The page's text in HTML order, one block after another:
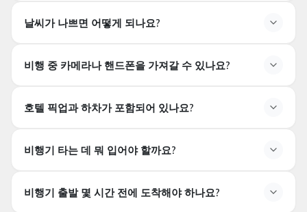
비행 경로는 날씨 및 항공 교통 상황에 따라 달라질 수 있
날씨가 나쁘면 어떻게 되나요?
비행 중 카메라나 핸드폰을 가져갈 수 있나요?
호텔 픽업과 하차가 포함되어 있나요?
비행기 타는 데 뭐 입어야 할까요?
비행기 출발 몇 시간 전에 도착해야 하나요?